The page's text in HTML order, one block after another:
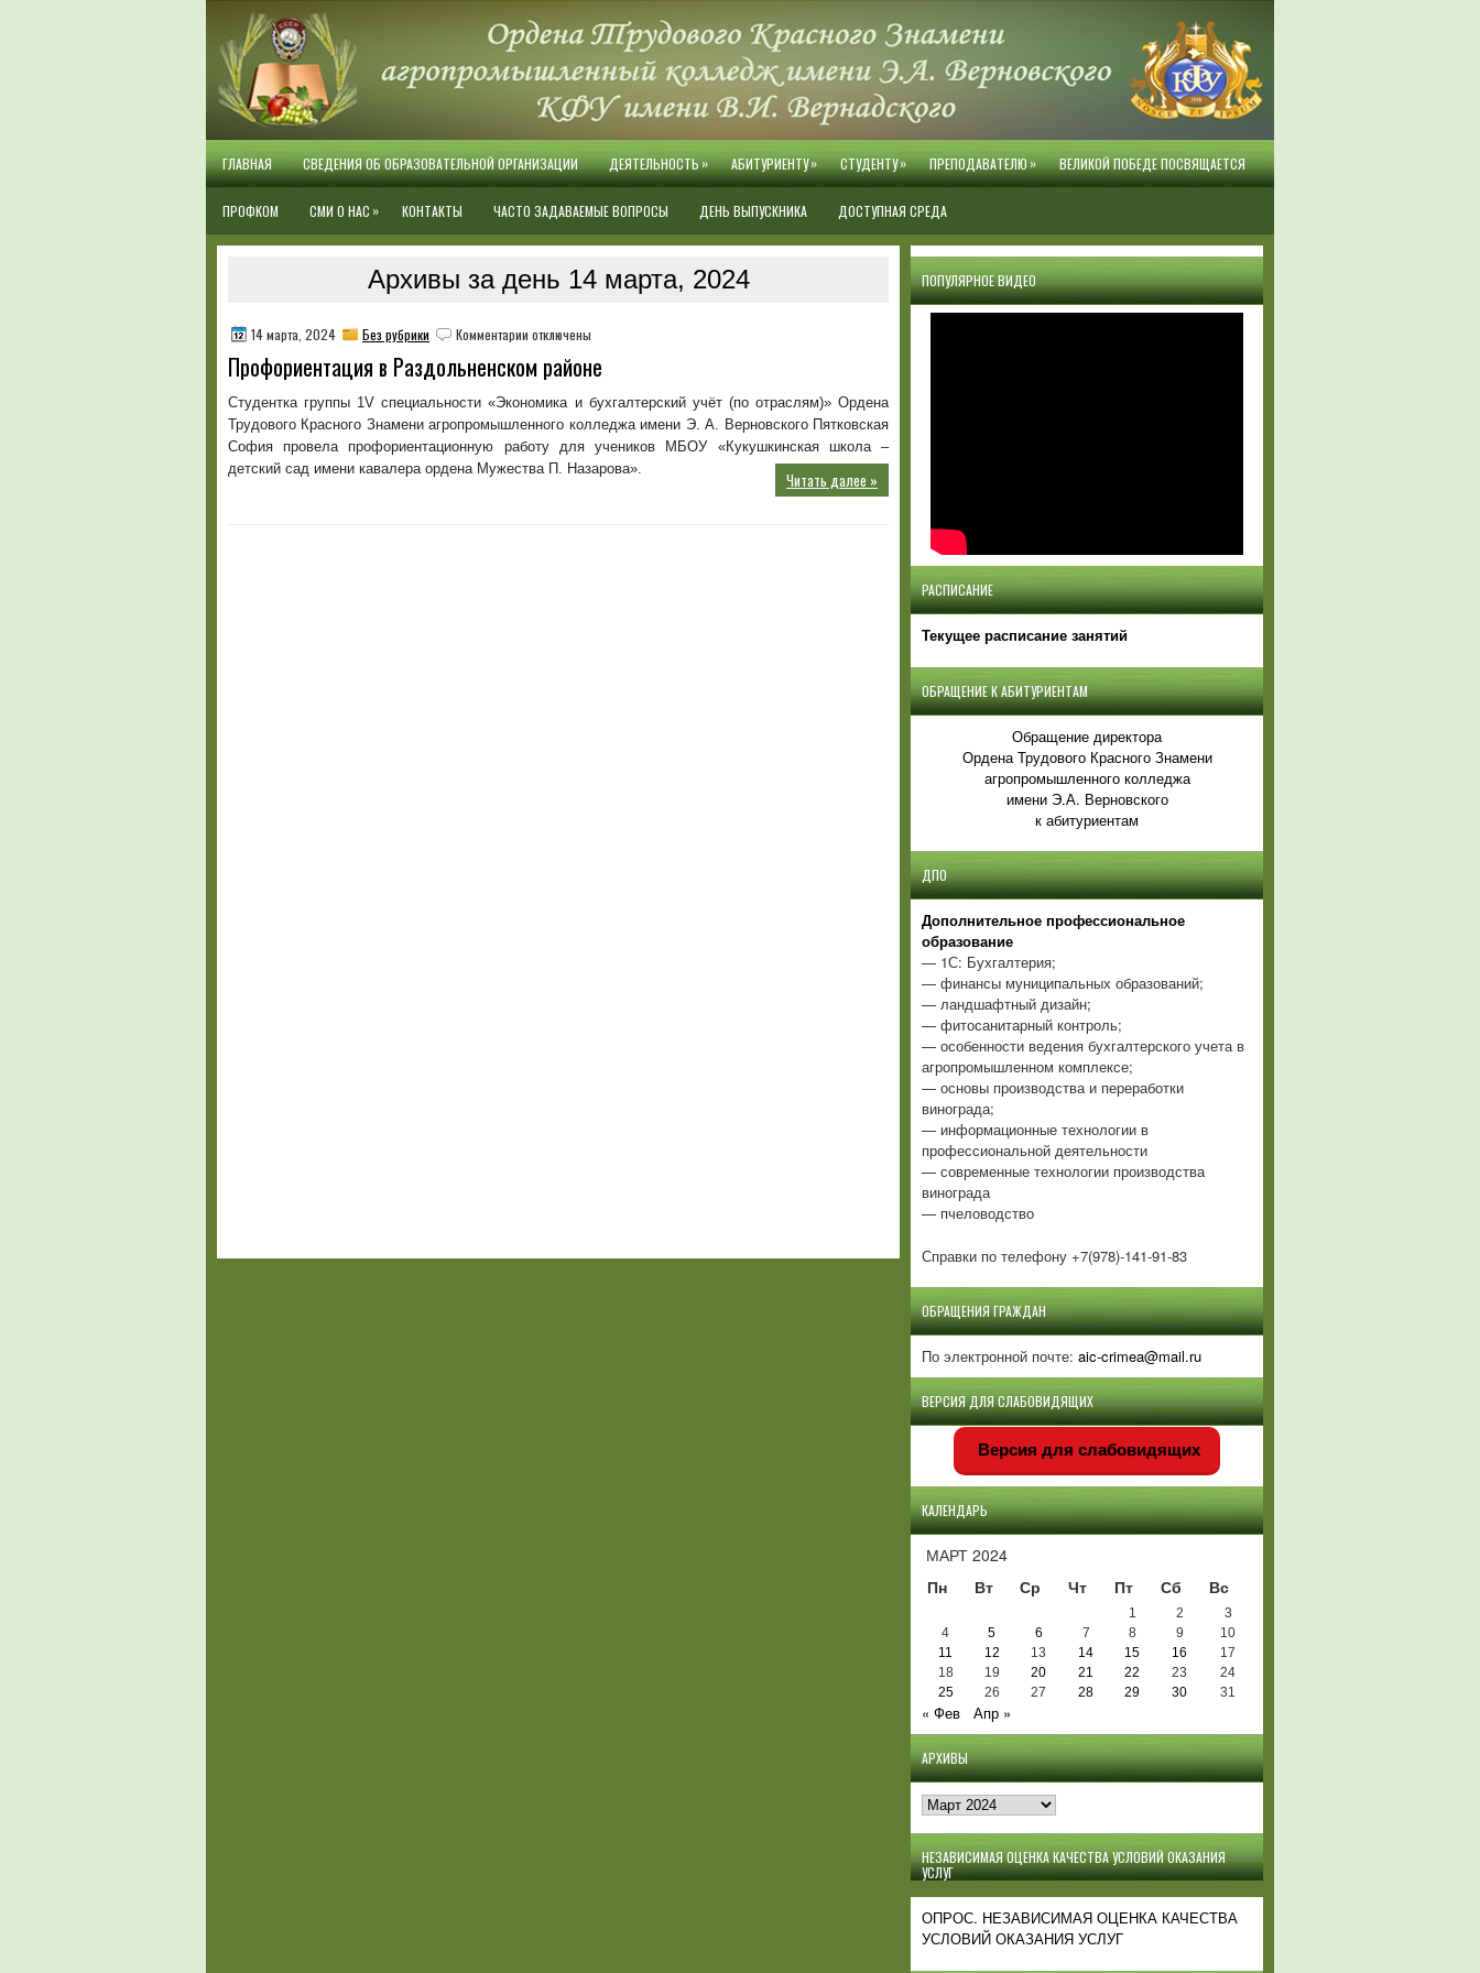
ГЛАВНАЯ СВЕДЕНИЯ ОБ ОБРАЗОВАТЕЛЬНОЙ ОРГАНИЗАЦИИ ДЕЯТЕЛЬНОСТЬ» АБИТУРИЕНТУ» СТУДЕНТУ» ПРЕПОДАВАТЕЛЮ» ВЕЛИКОЙ ПОБЕДЕ ПОСВЯЩАЕТСЯ
ПРОФКОМ СМИ О НАС » КОНТАКТЫ ЧАСТО ЗАДАВАЕМЫЕ ВОПРОСЫ ДЕНЬ ВЫПУСКНИКА ДОСТУПНАЯ СРЕДА
Архивы за день 14 марта, 2024
14 марта, 2024 Без рубрики Комментарии к
Профориентация
Раздольненском
районе
отключены
Профориентация в Раздольненском районе
Студентка группы 1V специальности «Экономика и бухгалтерский учёт (по отраслям)» Ордена
Трудового Красного Знамени агропромышленного колледжа имени Э. А. Верновского Пятковская
София провела профориентационную работу для учеников МБОУ «Кукушкинская школа –
детский сад имени кавалера ордена Мужества П. Назарова».
Читать далее »
ПОПУЛЯРНОЕ ВИДЕО
РАСПИСАНИЕ
Текущее расписание занятий
ОБРАЩЕНИЕ К АБИТУРИЕНТАМ
Обращение директора
Ордена Трудового Красного Знамени
агропромышленного колледжа
имени Э.А. Верновского
к абитуриентам
ДПО
Дополнительное профессиональное
образование
— 1С: Бухгалтерия;
— финансы муниципальных образований;
— ландшафтный дизайн;
— фитосанитарный контроль;
— особенности ведения бухгалтерского учета в
агропромышленном комплексе;
— основы производства и переработки
винограда;
— информационные технологии в
профессиональной деятельности
— современные технологии производства
винограда
— пчеловодство
Справки по телефону +7(978)-141-91-83
ОБРАЩЕНИЯ ГРАЖДАН
По электронной почте: aic-crimea@mail.ru
ВЕРСИЯ ДЛЯ СЛАБОВИДЯЩИХ
Версия для слабовидящих
КАЛЕНДАРЬ
МАРТ 2024
Пн
Вт Ср Чт Пт Сб Вс
1 2
3
4
5 6 7 8 9
10
11
12 13 14 15 16
17
18
19 20 21 22 23
24
25
26 27 28 29 30 31
« Фев Апр »
АРХИВЫ
Архивы
НЕЗАВИСИМАЯ ОЦЕНКА КАЧЕСТВА УСЛОВИЙ ОКАЗАНИЯ
УСЛУГ
ОПРОС. НЕЗАВИСИМАЯ ОЦЕНКА КАЧЕСТВА
УСЛОВИЙ ОКАЗАНИЯ УСЛУГ